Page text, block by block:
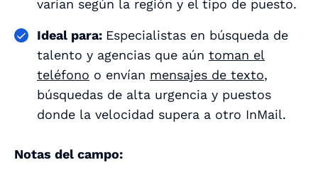
varían según la región y el tipo de puesto.
Ideal para: Especialistas en búsqueda de
talento y agencias que aún toman el
teléfono o envían mensajes de texto,
búsquedas de alta urgencia y puestos
donde la velocidad supera a otro InMail.
Notas del campo: